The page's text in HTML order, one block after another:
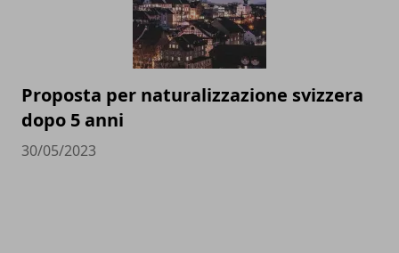
Proposta per naturalizzazione svizzera
dopo 5 anni
30/05/2023